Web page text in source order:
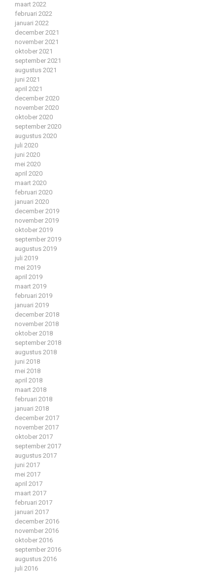
maart 2022
februari 2022
januari 2022
december 2021
november 2021
oktober 2021
september 2021
augustus 2021
juni 2021
april 2021
december 2020
november 2020
oktober 2020
september 2020
augustus 2020
juli 2020
juni 2020
mei 2020
april 2020
maart 2020
februari 2020
januari 2020
december 2019
november 2019
oktober 2019
september 2019
augustus 2019
juli 2019
mei 2019
april 2019
maart 2019
februari 2019
januari 2019
december 2018
november 2018
oktober 2018
september 2018
augustus 2018
juni 2018
mei 2018
april 2018
maart 2018
februari 2018
januari 2018
december 2017
november 2017
oktober 2017
september 2017
augustus 2017
juni 2017
mei 2017
april 2017
maart 2017
februari 2017
januari 2017
december 2016
november 2016
oktober 2016
september 2016
augustus 2016
juli 2016